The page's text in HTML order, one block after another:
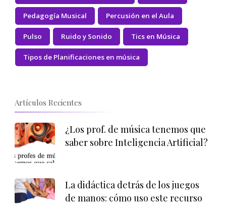
Pedagogía Musical Percusión en el Aula
Pulso Ruido y Sonido Tics en Música
Tipos de Planificaciones en música
Artículos Recientes
¿Los prof. de música tenemos que
saber sobre Inteligencia Artificial?
La didáctica detrás de los juegos
de manos: cómo uso este recurso